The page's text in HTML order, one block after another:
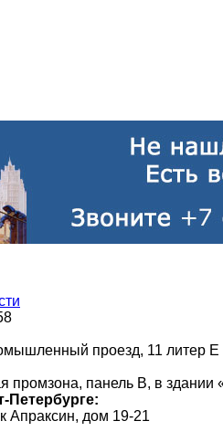
проезд, 11 литер Е
промзона, панель В, в
Апраксин, дом 19-21